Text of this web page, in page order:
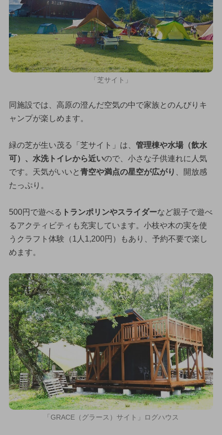
「芝サイト」
同施設では、高原の澄んだ空気の中で家族とのんびりキ
ャンプが楽しめます。
緑の芝が生い茂る「芝サイト」は、 管理棟や水場（飲水
可）、水洗トイレから近いので、小さな子供連れに人気
です。天気がいいと 青空や満点の星空が広がり 、開放感
たっぷり。
500円で遊べる トランポリンやスライダーなど親子で遊べ
るアクティビティも充実しています。小枝や木の実を使
うクラフト体験（1人1,200円）もあり、予約不要で楽し
めます。
「GRACE（グラース）サイト」ログハウス